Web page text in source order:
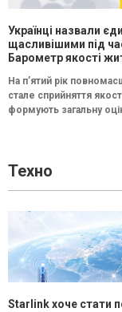
Українці назвали
щасливішими під
Барометр якості
На п’ятий рік
стале сприйняття
формують загальну
Техно
Starlink хоче стати